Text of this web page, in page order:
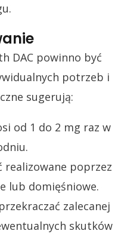
DAC powinno być
potrzeb i
sugerują:
od 1 do 2 mg raz w
realizowane poprzez
lub domięśniowe.
zalecanej
skutków